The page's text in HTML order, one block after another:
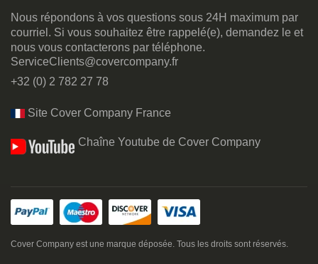
Nous répondons à vos questions sous 24H maximum par
courriel. Si vous souhaitez être rappelé(e), demandez le et
nous vous contacterons par téléphone.
ServiceClients@covercompany.fr
+32 (0) 2 782 27 78
Site Cover Company France
Chaîne Youtube de Cover Company
Cover Company est une marque déposée. Tous les droits sont réservés.